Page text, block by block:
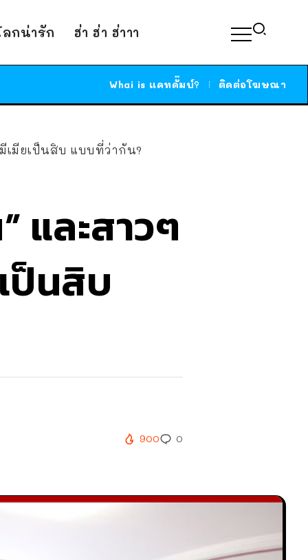
ลกน่ารัก ฮ่า ฮ่า ฮ่าาา
Whai is แคทดั๊มบ์? ติดต่อโฆษณา
เมียเป็นสิบ แบบที่ว่ากัน?
และสาวๆ
ป็นสิบ
900 0